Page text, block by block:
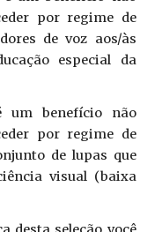
por regime de
de voz aos/às
especial da
benefício não
por regime de
de lupas que
visual (baixa